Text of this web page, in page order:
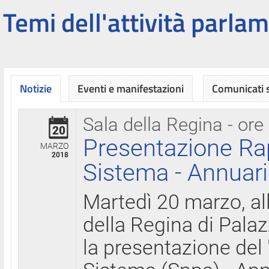
Temi dell'attività
Notizie
Sala della Regina - ore
20
MARZO
2018
Presentazione
Sistema -
Martedì 20 marzo,
della Regina di
la presentazione
Eventi e manifestazioni Comunicati